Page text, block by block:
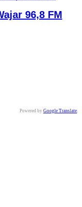
96,8 FM
Powered by Google Translate